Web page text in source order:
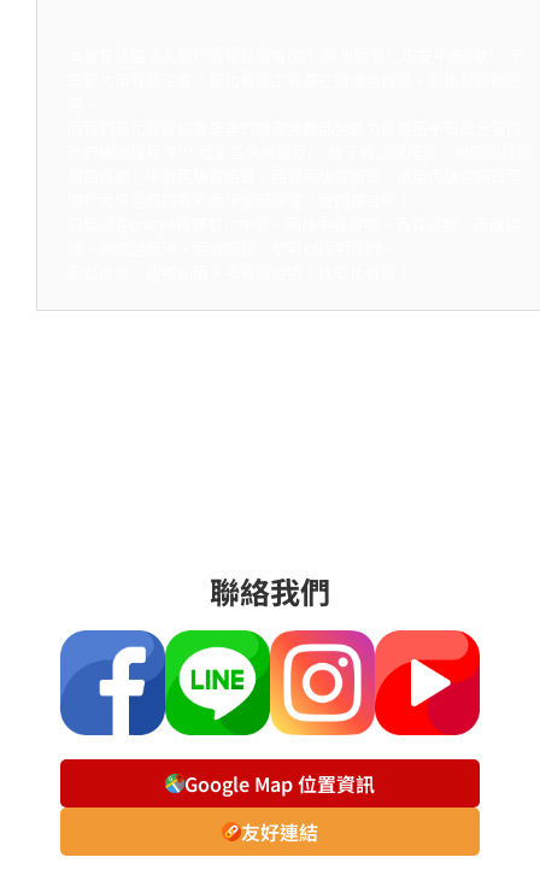
聯絡我們
Google Map 位置資訊
友好連結